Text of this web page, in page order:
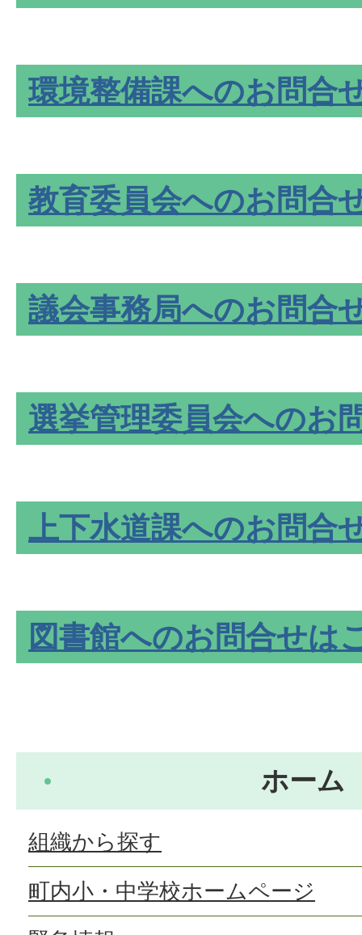
環境整備課へのお問合
教育委員会へのお問合
議会事務局へのお問合
選挙管理委員会へのお
上下水道課へのお問合
図書館へのお問合せは
ホーム
組織から探す
町内小・中学校ホームページ